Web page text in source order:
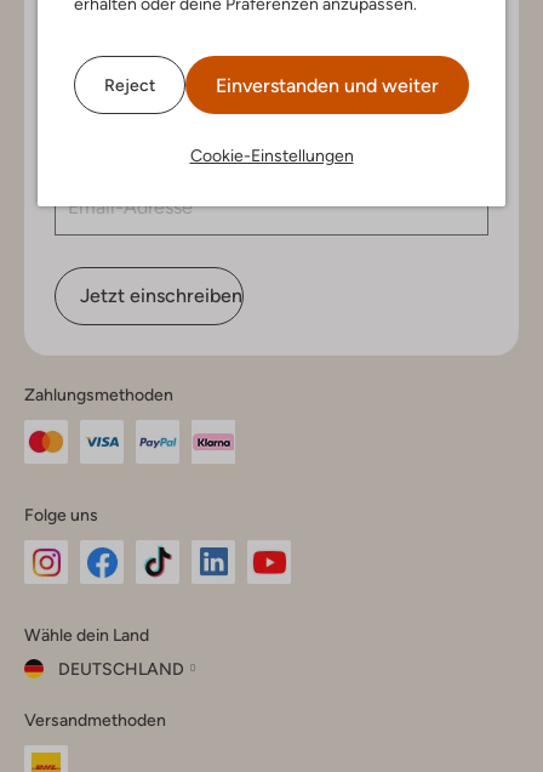
Reject Einverstanden und weiter
Cookie-Einstellungen
Bleib auf dem Laufenden mit den neuesten Artikeln und
Newsletter und gewinne einen Einkaufsgutschein im
Wert von €150.
Jetzt einschreiben
Zahlungsmethoden
Folge uns
Instagram
Facebook
TikTok
Wähle dein Land
DEUTSCHLAND
dein
Land
Versandmethoden